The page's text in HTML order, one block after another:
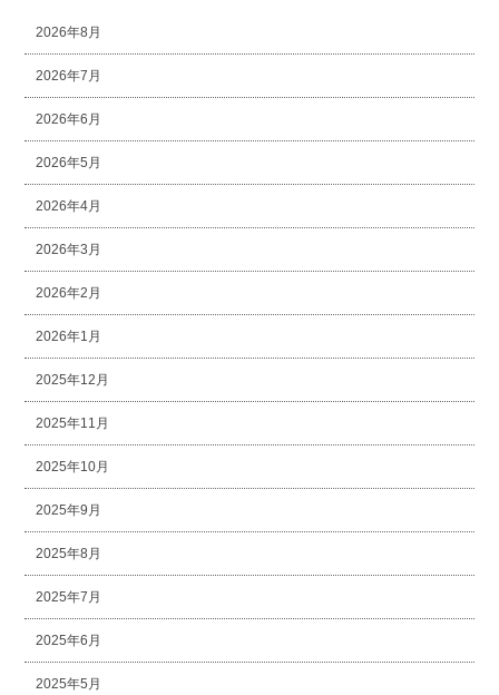
2026年8月
2026年7月
2026年6月
2026年5月
2026年4月
2026年3月
2026年2月
2026年1月
2025年12月
2025年11月
2025年10月
2025年9月
2025年8月
2025年7月
2025年6月
2025年5月